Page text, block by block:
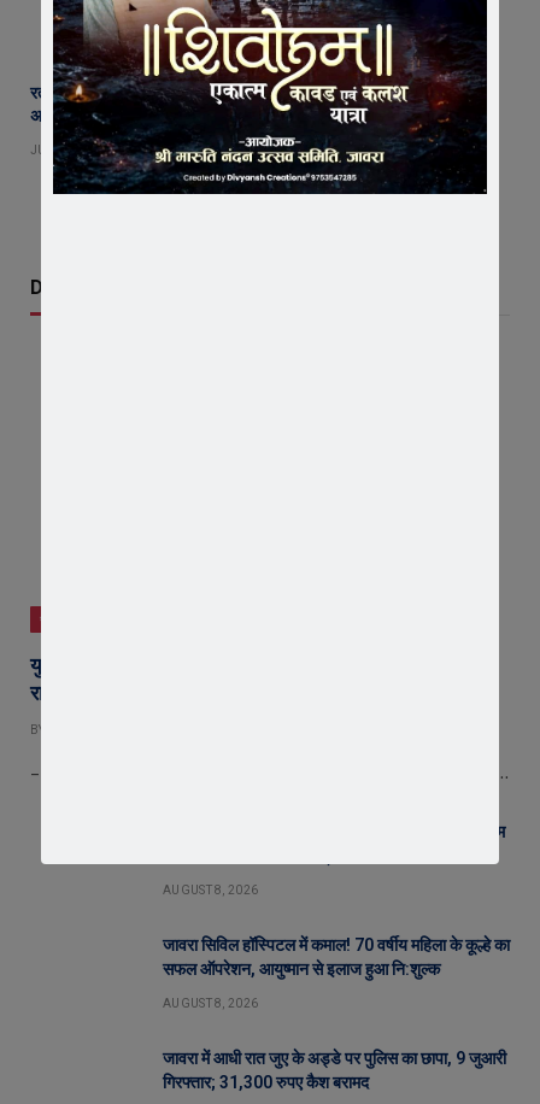
रतलाम जिले में अब तक 237 मिमी औसत वर्षा दर्ज, पिछले 24 घंटे में रावटी में सबसे
अधिक 10 मिमी बारिश
JULY 22, 2026
Don't Miss
जावरा
युवा शक्ति में विश्व बदलने की क्षमता, बस ऊर्जा को सही दिशा मिले :
राष्ट्रसंत कमल मुनि
BY
– राष्ट्रसंत कमल मुनि का युवाओं को संदेश—ऊर्जा को सही दिशा मिले तो युवा बदल…
जावरा में बनेगा आस्था का नया केंद्र! आनंदी हनुमान मुक्तिधाम
AUGUST 8, 2026
जावरा सिविल हॉस्पिटल में कमाल! 70 वर्षीय महिला के कूल्हे का
सफल ऑपरेशन, आयुष्मान से इलाज हुआ नि:शुल्क
AUGUST 8, 2026
जावरा में आधी रात जुए के अड्डे पर पुलिस का छापा, 9 जुआरी
गिरफ्तार; 31,300 रुपए कैश बरामद